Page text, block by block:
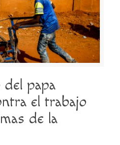
del papa
el trabajo
de la